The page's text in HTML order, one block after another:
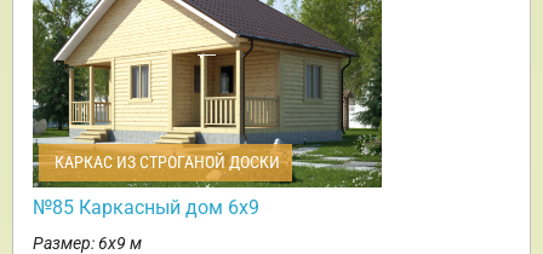
КАРКАС ИЗ СТРОГАНОЙ ДОСКИ
№85 Каркасный дом 6х9
Размер: 6х9 м